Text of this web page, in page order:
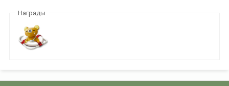
Награды